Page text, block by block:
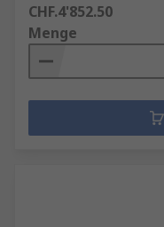
CHF.4'852.50
Menge